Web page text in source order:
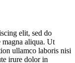
elit, sed do
aliqua. Ut
ullamco laboris nisi
irure dolor in